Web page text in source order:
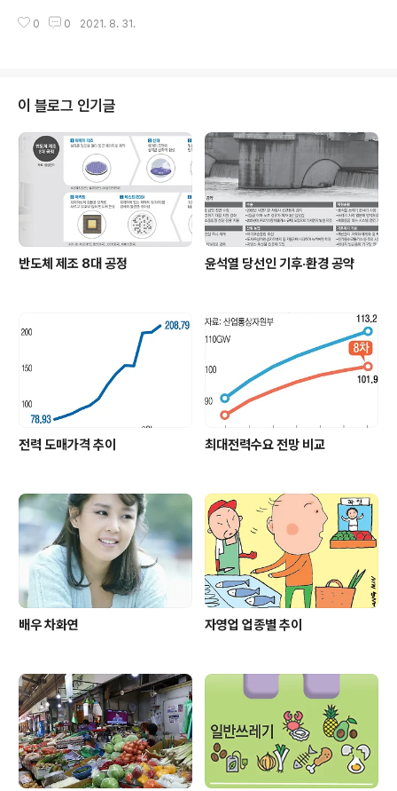
아파트(8만7000여가구)’ 및 ‘2·4 공급대책 물량(1만400
0 0 2021. 8. 31.
이 블로그 인기글
반도체 제조 8대 공정 윤석열 당선인 기후·환경 공약
전력 도매가격 추이 최대전력수요 전망 비교
배우 차화연 자영업 업종별 추이